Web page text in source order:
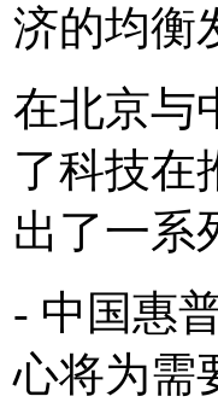
济的均衡
在北京与
了科技在
出了一系
- 中国惠
心将为需